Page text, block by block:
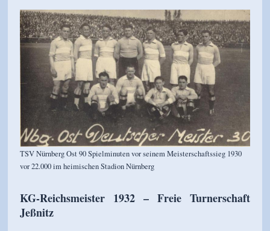
TSV Nürnberg Ost 90 Spielminuten vor seinem Meisterschaftssieg 1930
vor 22.000 im heimischen Stadion Nürnberg
KG-Reichsmeister 1932 – Freie Turnerschaft
Jeßnitz